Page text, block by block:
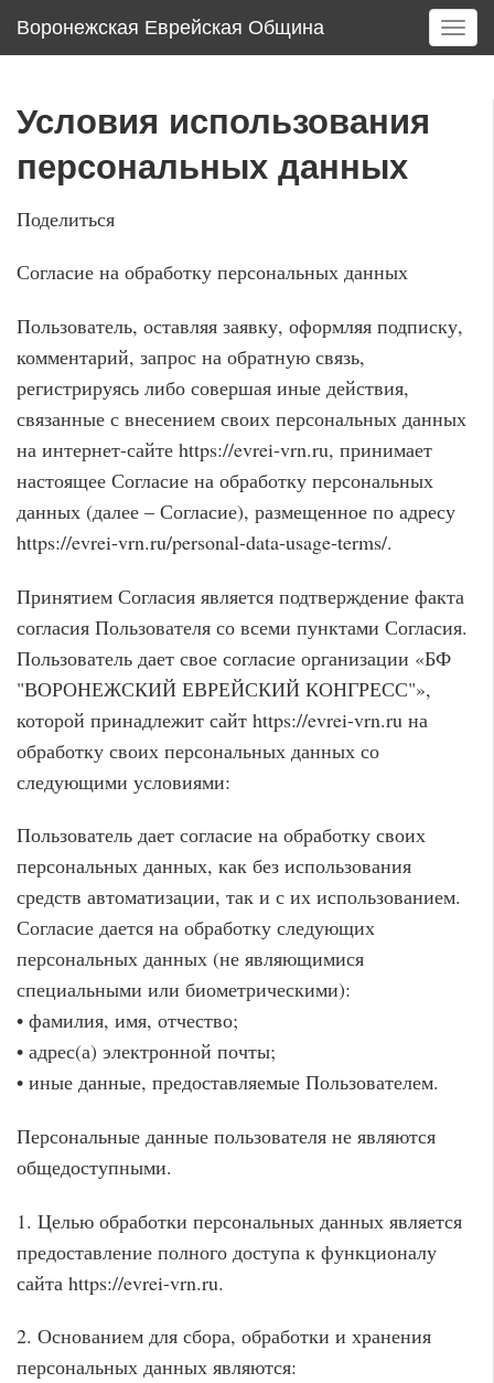
Воронежская Еврейская Община
T
o
t
Условия использования
персональных данных
Поделиться
Согласие на обработку персональных данных
Пользователь, оставляя заявку, оформляя подписку,
комментарий, запрос на обратную связь,
регистрируясь либо совершая иные действия,
связанные с внесением своих персональных данных
на интернет-сайте https://evrei-vrn.ru, принимает
настоящее Согласие на обработку персональных
данных (далее – Согласие), размещенное по адресу
https://evrei-vrn.ru/personal-data-usage-terms/.
Принятием Согласия является подтверждение факта
согласия Пользователя со всеми пунктами Согласия.
Пользователь дает свое согласие организации «БФ
"ВОРОНЕЖСКИЙ ЕВРЕЙСКИЙ КОНГРЕСС"»,
которой принадлежит сайт https://evrei-vrn.ru на
обработку своих персональных данных со
следующими условиями:
Пользователь дает согласие на обработку своих
персональных данных, как без использования
средств автоматизации, так и с их использованием.
Согласие дается на обработку следующих
персональных данных (не являющимися
специальными или биометрическими):
• фамилия, имя, отчество;
• адрес(а) электронной почты;
• иные данные, предоставляемые Пользователем.
Персональные данные пользователя не являются
общедоступными.
1. Целью обработки персональных данных является
предоставление полного доступа к функционалу
сайта https://evrei-vrn.ru.
2. Основанием для сбора, обработки и хранения
персональных данных являются: